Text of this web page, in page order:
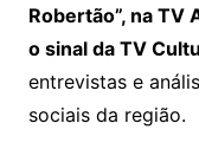
Robertão”, na TV
o sinal da TV
entrevistas e
sociais da região.